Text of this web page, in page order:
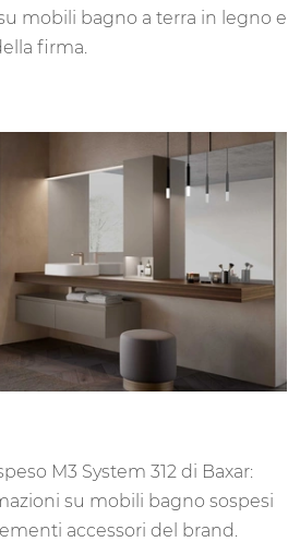
mobili bagno a terra in legno e
firma.
M3 System 312 di Baxar:
su mobili bagno sospesi
accessori del brand.